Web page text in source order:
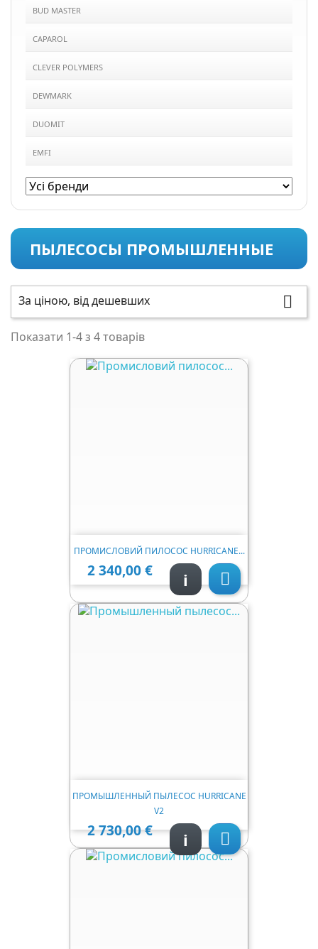
BUD MASTER
CAPAROL
CLEVER POLYMERS
DEWMARK
DUOMIT
EMFI
ПЫЛЕСОСЫ ПРОМЫШЛЕННЫЕ
За ціною, від дешевших 
Показати 1-4 з 4 товарів
ПРОМИСЛОВИЙ ПИЛОСОС HURRICANE...
Ціна
2 340,00 € 
i
ПРОМЫШЛЕННЫЙ ПЫЛЕСОС HURRICANE
V2
Ціна
2 730,00 € 
i